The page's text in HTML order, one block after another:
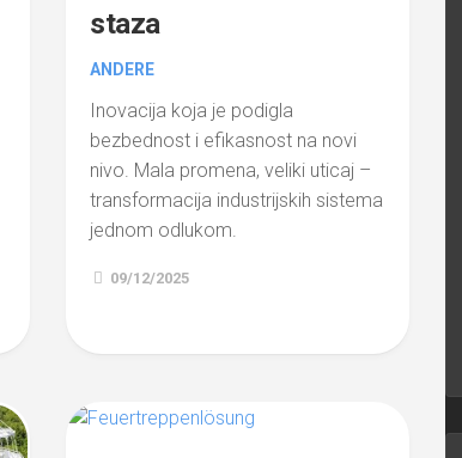
staza
ANDERE
Inovacija koja je podigla
bezbednost i efikasnost na novi
nivo. Mala promena, veliki uticaj –
transformacija industrijskih sistema
jednom odlukom.
09/12/2025